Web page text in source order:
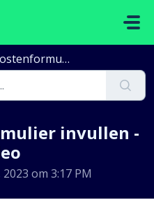
invullen - 3/4 - Water video
invullen -
om 3:17 PM